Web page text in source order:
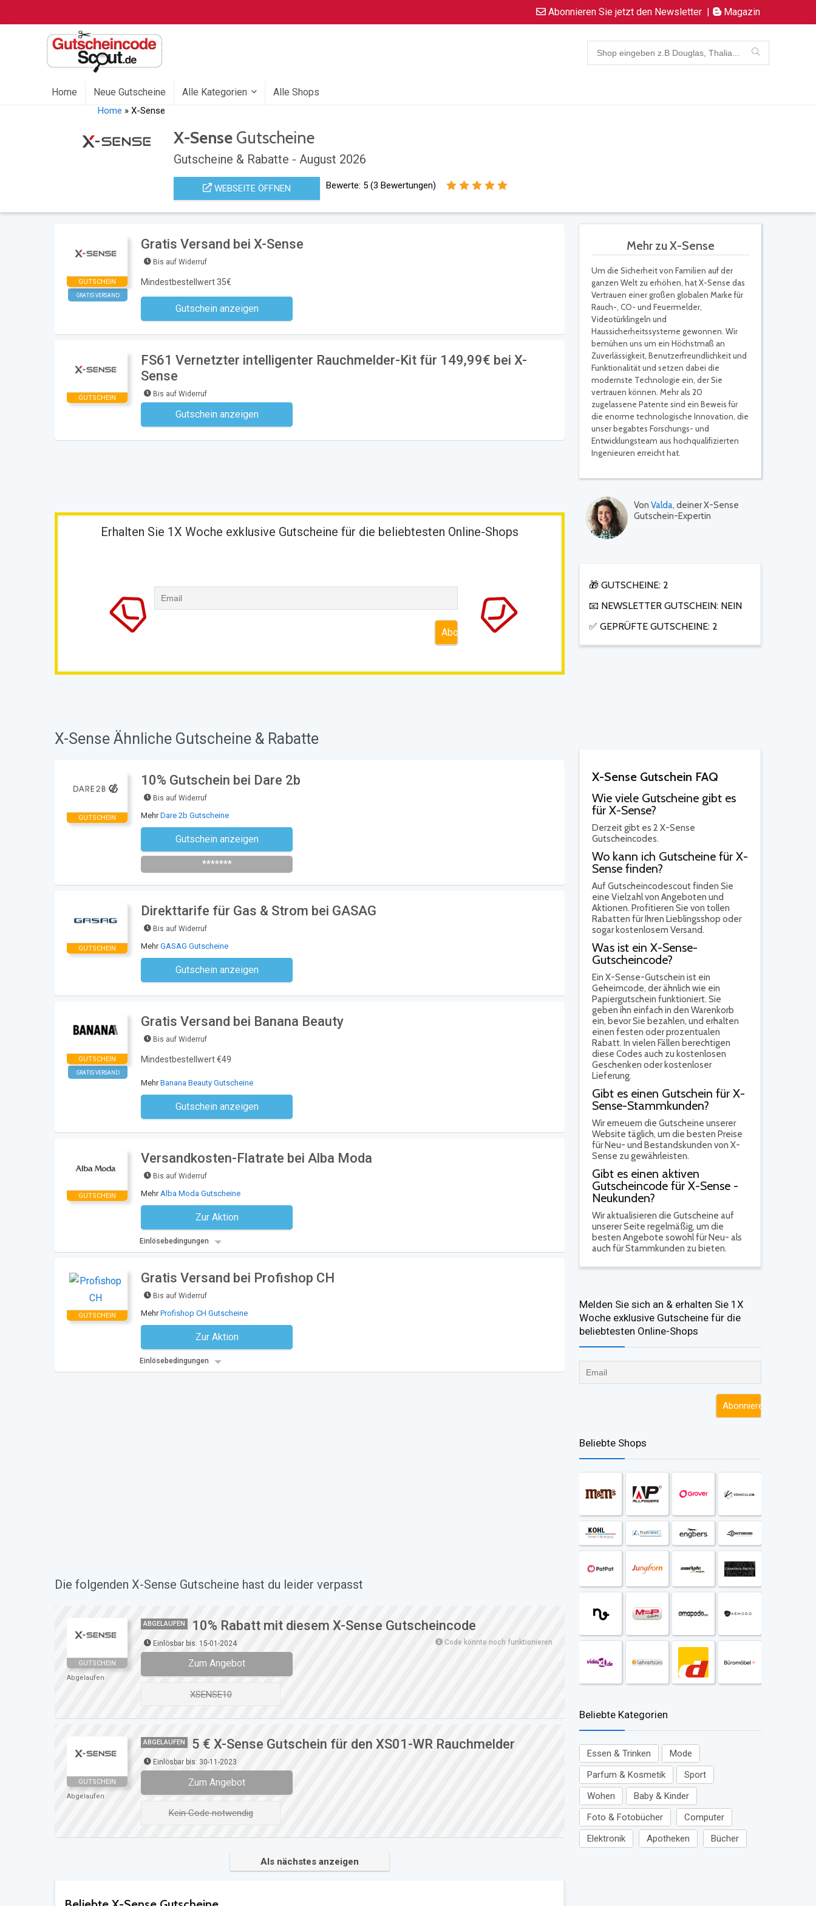
Abonnieren Sie jetzt den Newsletter | Magazin
Home Neue Gutscheine Alle Kategorien Alle Shops
Home »X-Sense
X-Sense Gutscheine
Gutscheine & Rabatte - August 2026
WEBSEITE ÖFFNEN Bewerte: 5 (3 Bewertungen)
Mehr zu X-Sense
Um die Sicherheit von Familien auf der
ganzen Welt zu erhöhen, hat X-Sense das
Vertrauen einer großen globalen Marke für
Rauch-, CO- und Feuermelder,
Videotürklingeln und
Haussicherheitssysteme gewonnen. Wir
bemühen uns um ein Höchstmaß an
Zuverlässigkeit, Benutzerfreundlichkeit und
Funktionalität und setzen dabei die
modernste Technologie ein, der Sie
vertrauen können. Mehr als 20
zugelassene Patente sind ein Beweis für
die enorme technologische Innovation, die
unser begabtes Forschungs- und
Entwicklungsteam aus hochqualifizierten
Ingenieuren erreicht hat.
Von Valda, deiner X-Sense
Gutschein-Expertin
🎁 GUTSCHEINE: 2
📧 NEWSLETTER GUTSCHEIN: NEIN
✅ GEPRÜFTE GUTSCHEINE: 2
X-Sense Gutschein FAQ
Wie viele Gutscheine gibt es
für X-Sense?
Derzeit gibt es 2 X-Sense
Gutscheincodes.
Wo kann ich Gutscheine für X-
Sense finden?
Auf Gutscheincodescout finden Sie
eine Vielzahl von Angeboten und
Aktionen. Profitieren Sie von tollen
Rabatten für Ihren Lieblingsshop oder
sogar kostenlosem Versand.
Was ist ein X-Sense-
Gutscheincode?
Ein X-Sense-Gutschein ist ein
Geheimcode, der ähnlich wie ein
Papiergutschein funktioniert. Sie
geben ihn einfach in den Warenkorb
ein, bevor Sie bezahlen, und erhalten
einen festen oder prozentualen
Rabatt. In vielen Fällen berechtigen
diese Codes auch zu kostenlosen
Geschenken oder kostenloser
Lieferung.
Gibt es einen Gutschein für X-
Sense-Stammkunden?
Wir erneuern die Gutscheine unserer
Website täglich, um die besten Preise
für Neu- und Bestandskunden von X-
Sense zu gewährleisten.
Gibt es einen aktiven
Gutscheincode für X-Sense -
Neukunden?
Wir aktualisieren die Gutscheine auf
unserer Seite regelmäßig, um die
besten Angebote sowohl für Neu- als
auch für Stammkunden zu bieten.
Melden Sie sich an & erhalten Sie 1X
Woche exklusive Gutscheine für die
beliebtesten Online-Shops​
Beliebte Shops
Beliebte Kategorien
Essen & Trinken
Mode
Parfum & Kosmetik
Sport
Wohen
Baby & Kinder
Foto & Fotobücher
Computer
Elektronik
Apotheken Bücher
GUTSCHEIN
GRATIS VERSAND
Gratis Versand bei X-Sense
Bis auf Widerruf
Mindestbestellwert 35€
Gutschein anzeigen
Kein Code notwendig
GUTSCHEIN
FS61 Vernetzter intelligenter Rauchmelder-Kit für 149,99€ bei X-
Sense
Bis auf Widerruf
Gutschein anzeigen
Kein Code notwendig
Erhalten Sie 1X Woche exklusive Gutscheine für die beliebtesten Online-Shops
X-Sense Ähnliche Gutscheine & Rabatte
GUTSCHEIN
10% Gutschein bei Dare 2b
Bis auf Widerruf
MehrDare 2b Gutscheine
Gutschein anzeigen
Newsletter des Shops abonnieren
*******
GUTSCHEIN
Direkttarife für Gas & Strom bei GASAG
Bis auf Widerruf
MehrGASAG Gutscheine
Gutschein anzeigen
Kein Code notwendig
GUTSCHEIN
GRATIS VERSAND
Gratis Versand bei Banana Beauty
Bis auf Widerruf
Mindestbestellwert €49
MehrBanana Beauty Gutscheine
Gutschein anzeigen
Kein Code notwendig
GUTSCHEIN
Versandkosten-Flatrate bei Alba Moda
Bis auf Widerruf
Mehr Alba Moda Gutscheine
Zur AktionKein Code notwendig
Einlösebedingungen
GUTSCHEIN
Gratis Versand bei Profishop CH
Bis auf Widerruf
MehrProfishop CH Gutscheine
Zur AktionKein Code notwendig
Einlösebedingungen
Die folgenden X-Sense Gutscheine hast du leider verpasst
GUTSCHEIN
Abgelaufen
ABGELAUFEN 10% Rabatt mit diesem X-Sense Gutscheincode
Einlösbar bis: 15-01-2024 Code könnte noch funktionieren
Zum Angebot
XSENSE10
GUTSCHEIN
Abgelaufen
ABGELAUFEN 5 € X-Sense Gutschein für den XS01-WR Rauchmelder
Einlösbar bis: 30-11-2023
Zum Angebot
Kein Code notwendig
Als nächstes anzeigen